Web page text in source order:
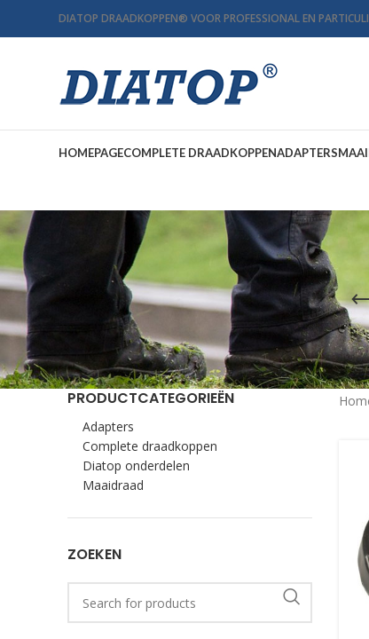
DIATOP DRAADKOPPEN® VOOR PROFESSIONAL EN
HOMEPAGECOMPLETE DRAADKOPPENADAPTERS
PRODUCTCATEGORIEËN
Adapters
Complete draadkoppen
Diatop onderdelen
Maaidraad
ZOEKEN